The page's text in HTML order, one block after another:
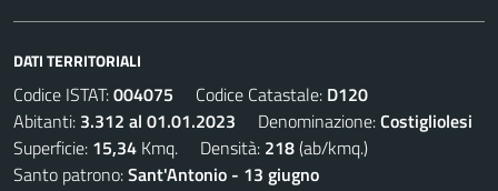
DATI TERRITORIALI
Codice ISTAT:004075 Codice Catastale: D120
Abitanti: 3.312 al 01.01.2023 Denominazione:Costigliolesi
Superficie: 15,34 Kmq. Densità: 218(ab/kmq.)
Santo patrono:Sant'Antonio - 13 giugno